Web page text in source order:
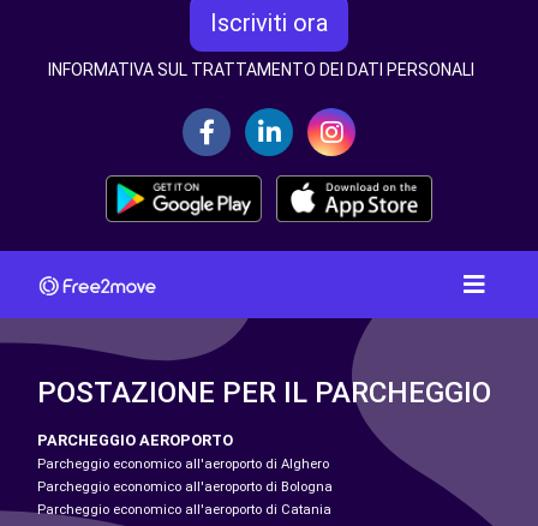
Iscriviti ora
INFORMATIVA SUL TRATTAMENTO DEI DATI PERSONALI
POSTAZIONE PER IL PARCHEGGIO
PARCHEGGIO AEROPORTO
Parcheggio economico all'aeroporto di Alghero
Parcheggio economico all'aeroporto di Bologna
Parcheggio economico all'aeroporto di Catania